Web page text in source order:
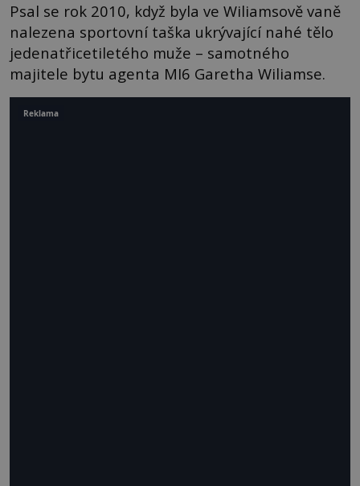
Psal se rok 2010, když byla ve Wiliamsově vaně
nalezena sportovní taška ukrývající nahé tělo
jedenatřicetiletého muže – samotného
majitele bytu agenta MI6 Garetha Wiliamse.
Reklama